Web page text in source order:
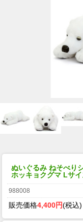
ぬいぐるみ ねそべり
ホッキョクグマ Lサ
988008
販売価格4,400円(税込)